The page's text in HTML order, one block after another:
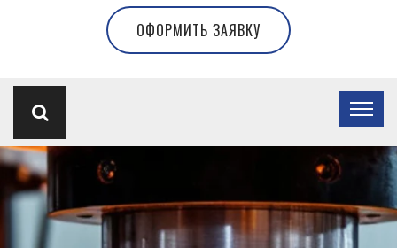
ОФОРМИТЬ ЗАЯВКУ